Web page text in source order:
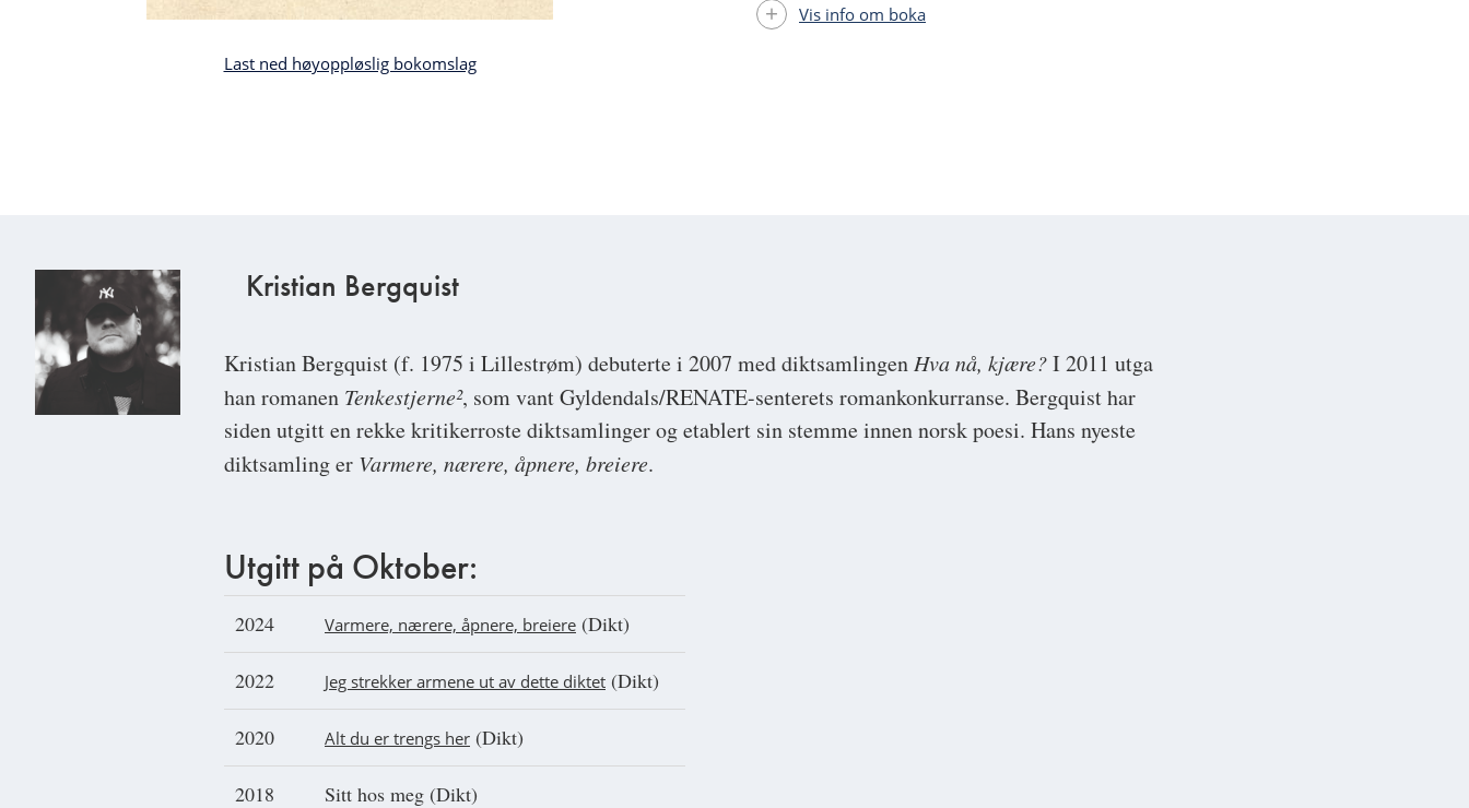
Last ned høyoppløslig bokomslag
Vis info om boka
Kristian Bergquist
Kristian Bergquist (f. 1975 i Lillestrøm) debuterte i 2007 med diktsamlingen Hva nå, kjære?I 2011 utga
han romanen Tenkestjerne², som vant Gyldendals/RENATE-senterets romankonkurranse. Bergquist har
siden utgitt en rekke kritikerroste diktsamlinger og etablert sin stemme innen norsk poesi. Hans nyeste
diktsamling er Varmere, nærere, åpnere, breiere.
Utgitt på Oktober:
2024 Varmere, nærere, åpnere, breiere (Dikt)
2022 Jeg strekker armene ut av dette diktet (Dikt)
2020 Alt du er trengs her (Dikt)
2018 Sitt hos meg (Dikt)